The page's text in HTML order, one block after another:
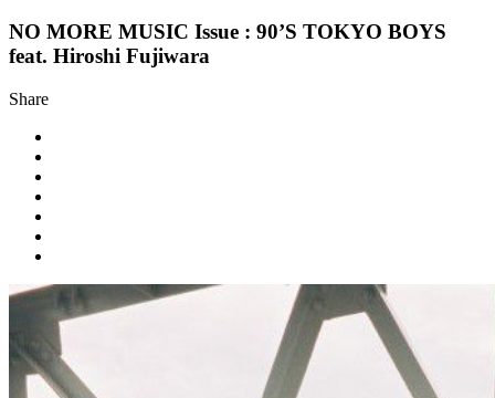
NO MORE MUSIC Issue : 90’S TOKYO BOYS
feat. Hiroshi Fujiwara
Share